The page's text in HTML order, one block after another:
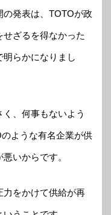
発表は、TOTOが政
ざるを得なかった
らかになりまし
、何事もないよう
ような有名企業が供
いからです。
力をかけて供給が再